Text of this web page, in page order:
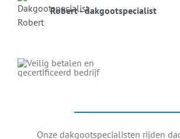
Robert - dakgootspecialist
Onze dakgootspecialisten rijden